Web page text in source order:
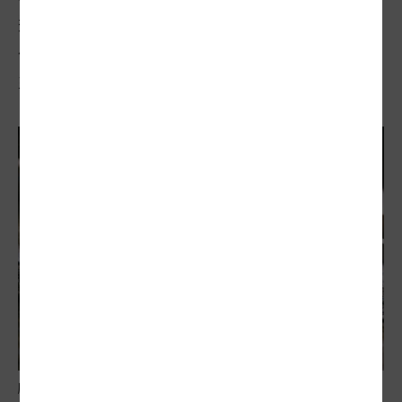
造成乳頭受傷。另外還有乳量計，和榨乳設
備安裝在一起，能自動監測牛隻的產乳量和
乳房健康狀況。
腳蹄吃力 乳牛體重600公斤，平均一腳得支撐150公斤，腳蹄